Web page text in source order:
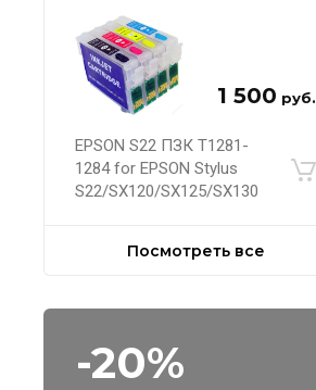
1 500 руб.
EPSON S22 ПЗК Т1281-
1284 for EPSON Stylus
S22/SX120/SX125/SX130
Посмотреть все
-20%